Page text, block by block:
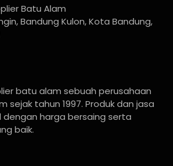
Batu Alam
Bandung Kulon, Kota Bandung,
batu alam sebuah perusahaan
sejak tahun 1997. Produk dan jasa
dengan harga bersaing serta
baik.